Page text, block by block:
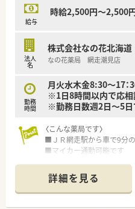
給与
時給2,500円～2,500
法人
名
株式会社なの花北海道
なの花薬局 網走潮見店
勤務
時間
月火水木金8:30～17：
※1日8時間以内で応相
※勤務日数週2日～5
〈こんな薬局です〉
■ＪＲ網走駅から車で9分
■マイカー通勤可能です
きれいな薬局です。
■薬剤師4名体制、処方箋1
したい方にもオススメです。
詳細を見る